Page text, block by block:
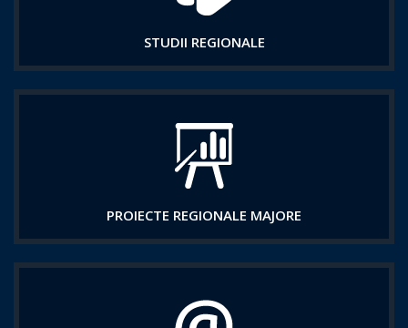
STUDII REGIONALE
PROIECTE REGIONALE MAJORE